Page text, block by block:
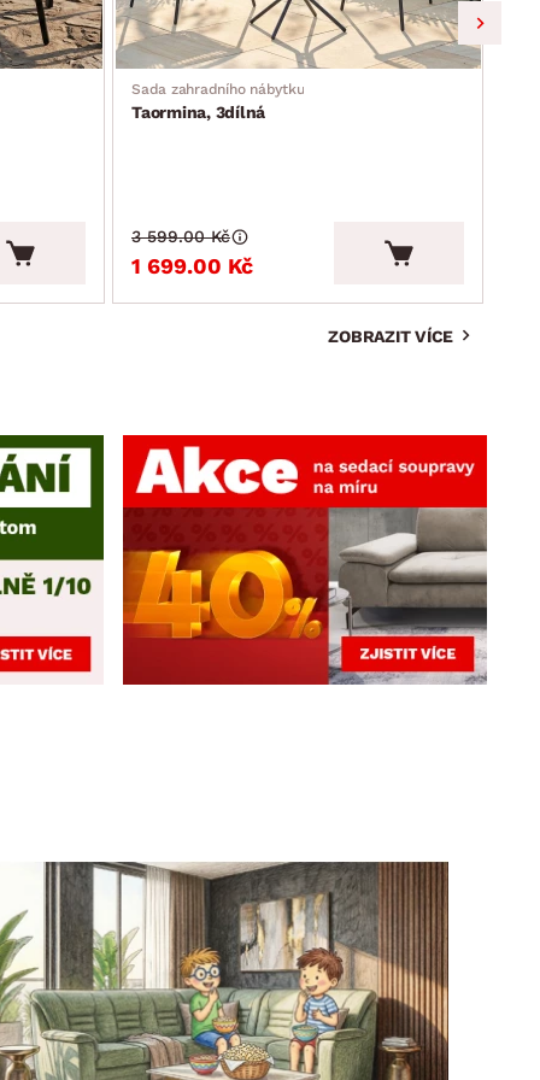
Sada zahradního nábytku
Taormina, 3dílná
1 699.00 Kč
3 599.00 Kč
ZOBRAZIT VÍCE